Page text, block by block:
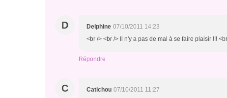
D Delphine 07/10/2011 14:23
<br /> <br /> Il n'y a pas de mal à se faire plaisir !!!
Répondre
C Catichou 07/10/2011 11:27